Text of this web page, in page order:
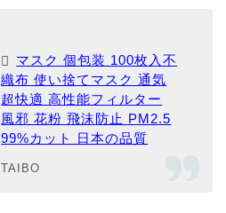
マスク 個包装 100枚入不
織布 使い捨てマスク 通気
超快適 高性能フィルター
風邪 花粉 飛沫防止 PM2.5
99%カット 日本の品質
TAIBO